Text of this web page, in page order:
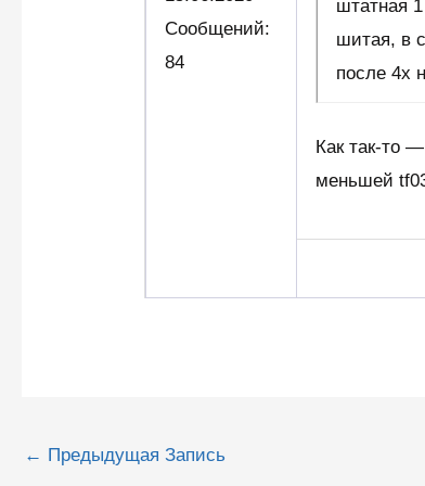
Сообщений:
84
штатная
шитая, в
после 4х
Как так-то
меньшей
Навигация
← Предыдущая Запись